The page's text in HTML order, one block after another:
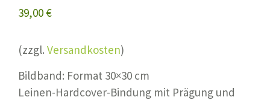
39,00€
(zzgl. Versandkosten)
Bildband: Format 30×30 cm
Leinen-Hardcover-Bindung mit Prägung und